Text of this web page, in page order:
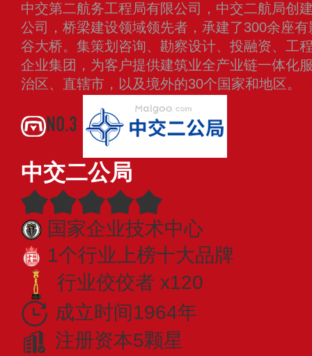
中交第二航务工程局有限公司，中交二航局创
公司，桥梁建设领域领先者，承建了300余座
谷大桥。集策划咨询、勘察设计、投融资、工
企业集团，为客户提供建筑业全产业链一体化
治区、直辖市，以及境外的30个国家和地区。
NO.3
中交二公局
国家企业技术中心
1个行业上榜十大品牌
行业佼佼者 x120
成立时间1964年
注册资本5颗星